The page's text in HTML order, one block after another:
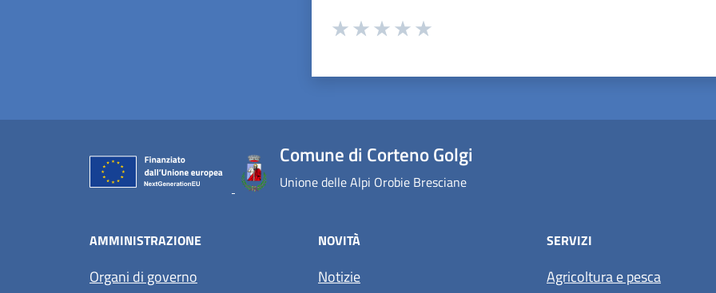
Valuta da 1 a 5 stelle la pagina
Comune di Corteno Golgi
Unione delle Alpi Orobie Bresciane
AMMINISTRAZIONE
Organi di governo
NOVITÀ
Notizie
SERVIZI
Agricoltura e pesca